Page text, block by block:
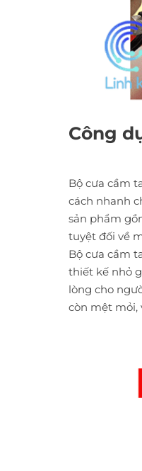
Công
Bộ cưa cầm
cách nhanh
sản phẩm
tuyệt đối về
Bộ cưa cầm
thiết kế nhỏ
lòng cho
còn mệt mỏi,